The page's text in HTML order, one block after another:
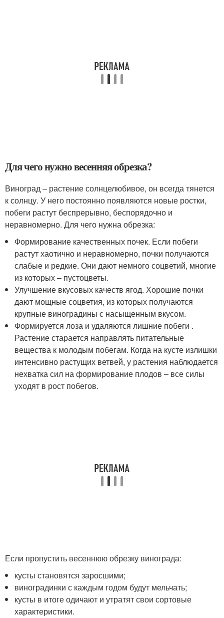
Для чего нужно весенняя обрезка?
Виноград – растение солнцелюбивое, он всегда тянется
к солнцу. У него постоянно появляются новые ростки,
побеги растут беспрерывно, беспорядочно и
неравномерно. Для чего нужна обрезка:
Формирование качественных почек. Если побеги
растут хаотично и неравномерно, почки получаются
слабые и редкие. Они дают немного соцветий, многие
из которых – пустоцветы.
Улучшение вкусовых качеств ягод. Хорошие почки
дают мощные соцветия, из которых получаются
крупные виноградины с насыщенным вкусом.
Формируется лоза и удаляются лишние побеги .
Растение старается направлять питательные
вещества к молодым побегам. Когда на кусте излишки
интенсивно растущих ветвей, у растения наблюдается
нехватка сил на формирование плодов – все силы
уходят в рост побегов.
Если пропустить весеннюю обрезку винограда:
кусты становятся заросшими;
виноградинки с каждым годом будут мельчать;
кусты в итоге одичают и утратят свои сортовые
характеристики.